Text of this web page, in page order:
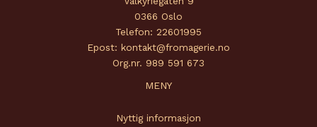
0366 Oslo
Telefon: 22601995
Epost: kontakt@fromagerie.no
Org.nr. 989 591 673
MENY
Nyttig informasjon